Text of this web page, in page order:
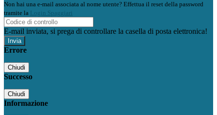
Non hai una e-mail associata al nome utente? Effettua il reset della password
tramite la Login Spaggiari
E-mail inviata, si prega di controllare la casella di posta elettronica!
Errore
Chiudi
Successo
Chiudi
Informazione